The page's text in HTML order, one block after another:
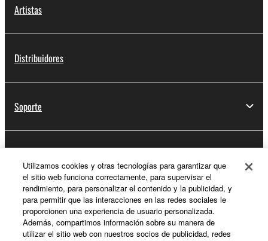
Artistas
Distribuidores
Soporte
Acerca de Yamaha
Utilizamos cookies y otras tecnologías para garantizar que
el sitio web funciona correctamente, para supervisar el
rendimiento, para personalizar el contenido y la publicidad, y
para permitir que las interacciones en las redes sociales le
proporcionen una experiencia de usuario personalizada.
Además, compartimos información sobre su manera de
utilizar el sitio web con nuestros socios de publicidad, redes